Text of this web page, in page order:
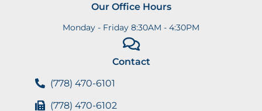
Our Office Hours
Monday - Friday 8:30AM - 4:30PM
Contact
(778) 470-6101
(778) 470-6102